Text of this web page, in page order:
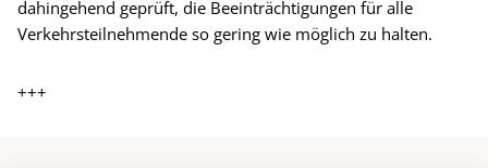
dahingehend geprüft, die Beeinträchtigungen für alle
Verkehrsteilnehmende so gering wie möglich zu halten.
+++